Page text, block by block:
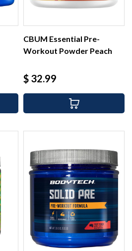
CBUM Essential Pre-
Workout Powder Peach
Precio
$ 32.99